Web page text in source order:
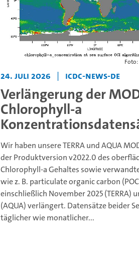
24. Juli 2026 | icdc-news-de
Verlängerung der
Chlorophyll-a
Wir haben unsere TERRA und AQUA
der Produktversion v2022.0 des
Chlorophyll-a Gehaltes sowie
wie z. B. particulate organic carbon
einschließlich November 2025 (TERRA)
(AQUA) verlängert. Datensätze beider
täglicher wie monatlicher...